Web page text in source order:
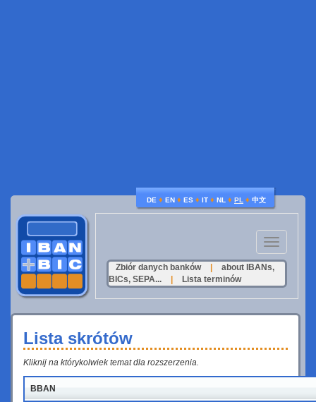
DE ♦ EN ♦ ES ♦ IT ♦ NL ♦ PL ♦ 中文
Toggle
navigation
Zbiór danych banków
about IBANs,
BICs, SEPA...
Lista terminów
Lista skrótów
Kliknij na którykolwiek temat dla rozszerzenia.
BBAN